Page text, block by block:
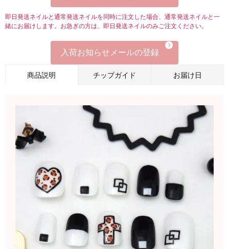
即日発送ネイルと通常発送ネイルを同時に注文した場合、通常発送ネイルと一
緒にお届けします。お急ぎの方は、即日発送ネイルのみご注文ください。
入荷お知らせメールの登録
商品説明 チップガイド お届け日